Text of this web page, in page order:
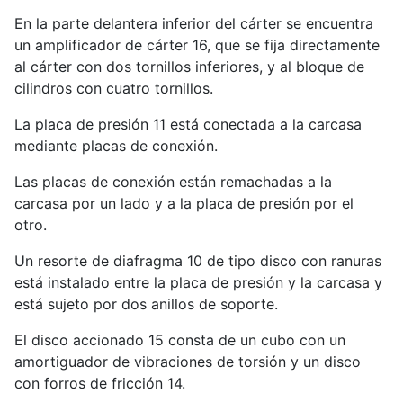
En la parte delantera inferior del cárter se encuentra
un amplificador de cárter 16, que se fija directamente
al cárter con dos tornillos inferiores, y al bloque de
cilindros con cuatro tornillos.
La placa de presión 11 está conectada a la carcasa
mediante placas de conexión.
Las placas de conexión están remachadas a la
carcasa por un lado y a la placa de presión por el
otro.
Un resorte de diafragma 10 de tipo disco con ranuras
está instalado entre la placa de presión y la carcasa y
está sujeto por dos anillos de soporte.
El disco accionado 15 consta de un cubo con un
amortiguador de vibraciones de torsión y un disco
con forros de fricción 14.